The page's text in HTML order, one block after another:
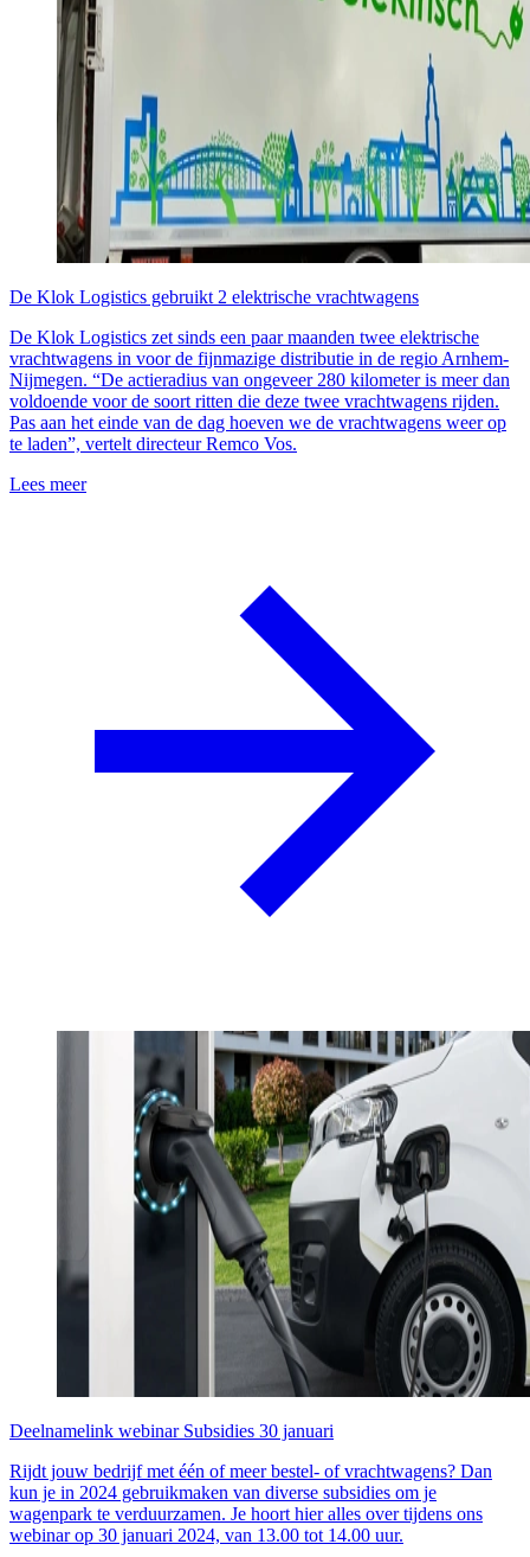
De Klok Logistics gebruikt 2 elektrische vrachtwagens
De Klok Logistics zet sinds een paar maanden twee elektrische
vrachtwagens in voor de fijnmazige distributie in de regio Arnhem-
Nijmegen. “De actieradius van ongeveer 280 kilometer is meer dan
voldoende voor de soort ritten die deze twee vrachtwagens rijden.
Pas aan het einde van de dag hoeven we de vrachtwagens weer op
te laden”, vertelt directeur Remco Vos.
Lees meer
Deelnamelink webinar Subsidies 30 januari
Rijdt jouw bedrijf met één of meer bestel- of vrachtwagens? Dan
kun je in 2024 gebruikmaken van diverse subsidies om je
wagenpark te verduurzamen. Je hoort hier alles over tijdens ons
webinar op 30 januari 2024, van 13.00 tot 14.00 uur.